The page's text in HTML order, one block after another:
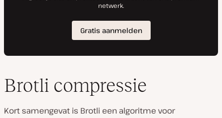
Brotli compressie
Kort samengevat is Brotli een algoritme voor